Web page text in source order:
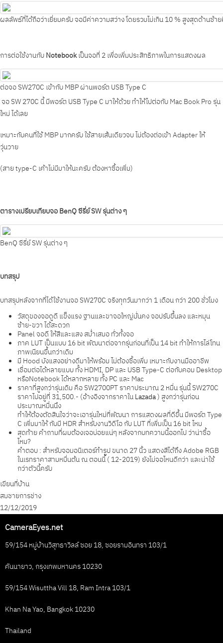
ผลลัพธ์ที่ได้ถือว่าเยี่ยมครับ จอมีค่าความสว่าง โดยรวมไม่เกิน 10 % สูงสุดด้านซ้า
การต่อใช้งานกับNotebookเป็นจอที่ 2 เพื่อเพิ่มประสิทธิภาพในการแสดงผล
ต่อจอ SW270C เข้ากับ MBP ผ่านพอร์ต USB Type C
จอ SW 270C นี้ มีพอร์ต USB Type C มาให้ด้วย ทำให้ไปต่อกับ Mac Book Pro รุ่น
ใหม่ ได้เลย
เหมาะกับคนที่ใช้ MBP มากครับ ใช้สายเส้นเดียวจบ ไม่ต้องต่อเข้า Adapter ให้
วุ่นวาย
(สาย type-C เค้าไม่มีมาให้นะครับ ต้องหาซื้อเพิ่ม)
ตารางเปรียบเทียบจอ BenQ ซีรี่ย์ SW รุ่นต่าง ๆ
BenQ ซีรี่ย์ SW รุ่นต่าง ๆ
บทสรุป
บทสรุปหลังจากที่ได้ใช้งานจอ SW270C จริงทุกวันมากว่า 1 เดือน กว่า 200 ชั่วโมง
วัสดุของจอดูดี แข็งแรง ฐานและขาจอใหญ่มั่นคง จอปรับขึ้นลง และหมุน
ซ้าย-ขวา ได้สะดวก
Panel จอดี ให้สีและแสง สม่ำเสมอ ทั่วทั้งจอ
ภาค LUT เป็นแบบ 16 bit พัฒนาต่อจากรุุ่นก่อนที่เป็น 14 bit ทำให้การไล่โทน
ภาพเนียนขึ้นกว่าเดิม
มี Hood บังแสงอย่างดีมาให้พร้อม ไม่ต้องซื้อเพิ่ม เหมาะกับงานมืออาชีพ
เชื่อมต่อได้หลายแบบ ทั้ง HDMI, DP และ USB Type-C ต่อกับคอม Desktop
หรือNotebook ได้หลากหลาย ทั้ง PC และ Mac
ราคาที่สูงกว่ารุ่นเดิม คือ SW2700PT ราคาประมาณ 2 หมื่น รุ่นนี้ SW270C
ราคาไปอยู่ที่ 31,500.- (อ้างอิงจากราคาในLazada) สูงกว่ารุ่นก่อน
ประมาณหมื่นนึง
ทำให้ต้องตัดสินใจว่าจะเอารุ่นใหม่ที่พัฒนา การแสดงผลที่ดีขึ้น มีพอร์ต Type
C เพิ่มมาให้ กับมี HDR สำหรับงานวิดีโอ กับ LUT ที่เพิ่มเป็น 16 bit ไหม
สุดท้าย คำถามที่ผมต้องเจอบ่อยแน่ๆ หลังจากบทความนี้ออกไป ว่าน่าซื้อ
ไหม?
คำตอบ : สำหรับจอมอนิเตอร์ทำรูป ขนาด 27 นิ้ว แสดงสีได้ถึง Adobe RGB
ในเรทราคาสามหมื่นต้น ณ ตอนนี้ ( 12-2019) ยังไม่จอไหนดีกว่า และน่าใช้
กว่าตัวนี้ครับ
เขียนที่บ้าน
สมชายการช่าง
12/12/2019
CameraEyes.net
59/154 หมู่บ้านวิสุทธาวิลล์ ซอย 18, ซอยรามอินทรา 103/1
คันนายาว, กรุงเทพมหานคร 10230
59/154 Wisuttha Vill 18, Ram Intra 103/1
Khan Na Yao, Bangkok 10230
Thailand